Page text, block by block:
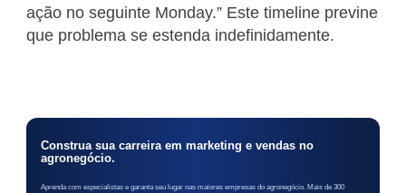
ação no seguinte Monday.” Este timeline previne
que problema se estenda indefinidamente.
Construa sua carreira em marketing e vendas no
agronegócio.
Aprenda com especialistas e garanta seu lugar nas maiores empresas do agronegócio. Mais de 300